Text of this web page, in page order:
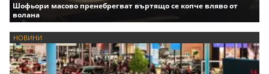
Шофьори масово пренебрегват въртящо се копче вляво от
волана
НОВИНИ